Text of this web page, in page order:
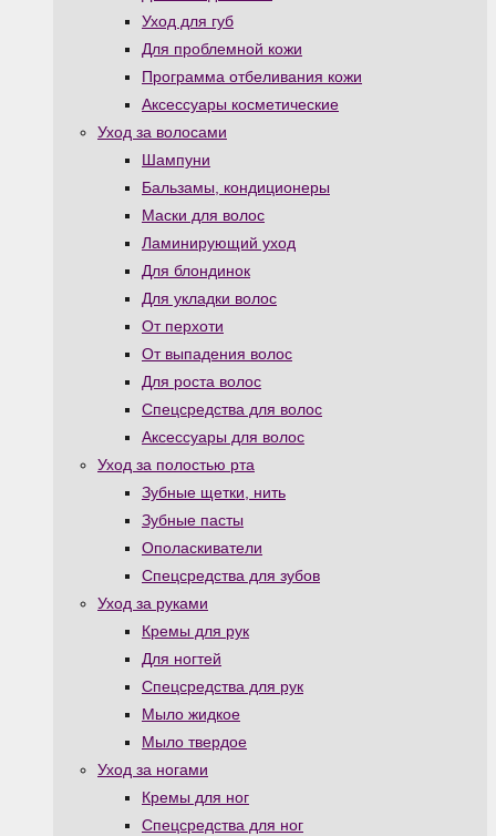
Уход для губ
Для проблемной кожи
Программа отбеливания кожи
Аксессуары косметические
Уход за волосами
Шампуни
Бальзамы, кондиционеры
Маски для волос
Ламинирующий уход
Для блондинок
Для укладки волос
От перхоти
От выпадения волос
Для роста волос
Спецсредства для волос
Аксессуары для волос
Уход за полостью рта
Зубные щетки, нить
Зубные пасты
Ополаскиватели
Спецсредства для зубов
Уход за руками
Кремы для рук
Для ногтей
Спецсредства для рук
Мыло жидкое
Мыло твердое
Уход за ногами
Кремы для ног
Спецсредства для ног